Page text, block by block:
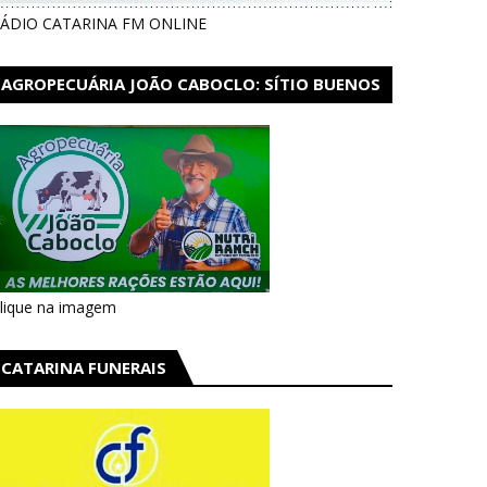
CATARINA FM ONLINE
AGROPECUÁRIA JOÃO CABOCLO: SÍTIO BUENOS
na imagem
CATARINA FUNERAIS